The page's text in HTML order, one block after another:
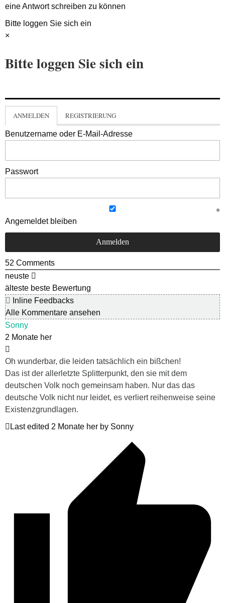
eine Antwort schreiben zu können
Bitte loggen Sie sich ein
×
Bitte loggen Sie sich ein
ANMELDEN REGISTRIERUNG
Benutzername oder E-Mail-Adresse
Passwort
Angemeldet bleiben
52 Comments
neuste
älteste beste Bewertung
Inline Feedbacks
Alle Kommentare ansehen
Sonny
2 Monate her
Oh wunderbar, die leiden tatsächlich ein bißchen!
Das ist der allerletzte Splitterpunkt, den sie mit dem
deutschen Volk noch gemeinsam haben. Nur das das
deutsche Volk nicht nur leidet, es verliert reihenweise seine
Existenzgrundlagen.
Last edited 2 Monate her by Sonny